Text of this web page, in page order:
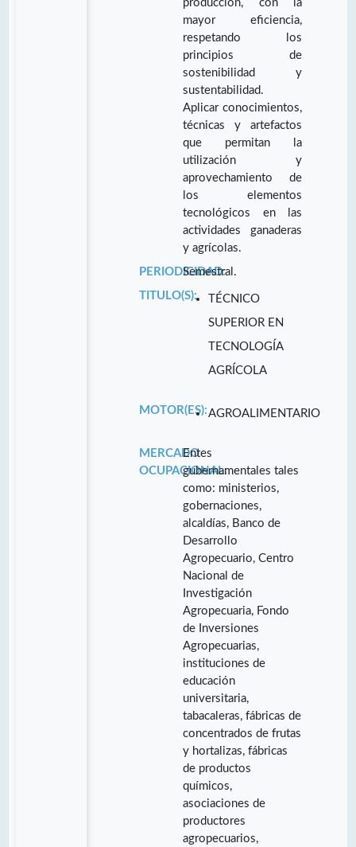
producción, con la
mayor eficiencia,
respetando los
principios de
sostenibilidad y
sustentabilidad.
Aplicar conocimientos,
técnicas y artefactos
que permitan la
utilización y
aprovechamiento de
los elementos
tecnológicos en las
actividades ganaderas
y agrícolas.
PERIODICIDAD:
Semestral.
TITULO(S):
TÉCNICO
SUPERIOR EN
TECNOLOGÍA
AGRÍCOLA
MOTOR(ES):AGROALIMENTARIO
MERCADO
OCUPACIONAL:
Entes
gubernamentales tales
como: ministerios,
gobernaciones,
alcaldías, Banco de
Desarrollo
Agropecuario, Centro
Nacional de
Investigación
Agropecuaria, Fondo
de Inversiones
Agropecuarias,
instituciones de
educación
universitaria,
tabacaleras, fábricas de
concentrados de frutas
y hortalizas, fábricas
de productos
químicos,
asociaciones de
productores
agropecuarios,